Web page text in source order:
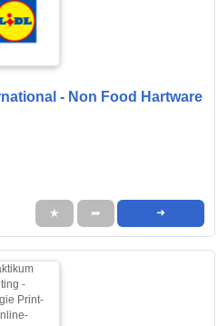
- Non Food Hartware
★ ➦ ➜